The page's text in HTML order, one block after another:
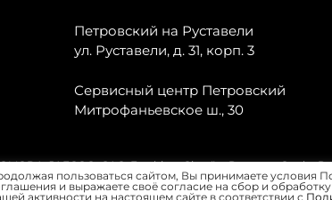
Петровский на Руставели
ул. Руставели, д. 31, корп. 3
Сервисный центр Петровский
Митрофаньевское ш., 30
JAECOO, GAC, Forthing, Citroёn, Peugeot, Opel и
пользоваться сайтом, Вы принимаете условия
и выражаете своё согласие на сбор и
активности на настоящем сайте в соответствии с